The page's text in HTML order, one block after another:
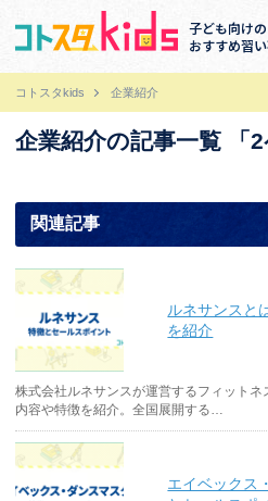
子ども向けの
おすすめ習
コトスタkids 企業紹介
企業紹介の記事一覧 「2
関連記事
ルネサンスと
を紹介
株式会社ルネサンスが運営するフィット
内容や特徴を紹介。全国展開する…
エイベックス